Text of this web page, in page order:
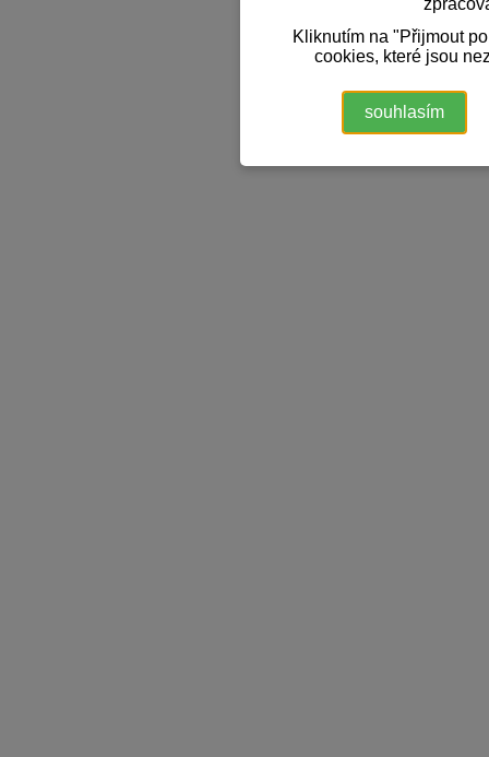
Kliknutím na "Přijmout
cookies, které jsou
souhlasím